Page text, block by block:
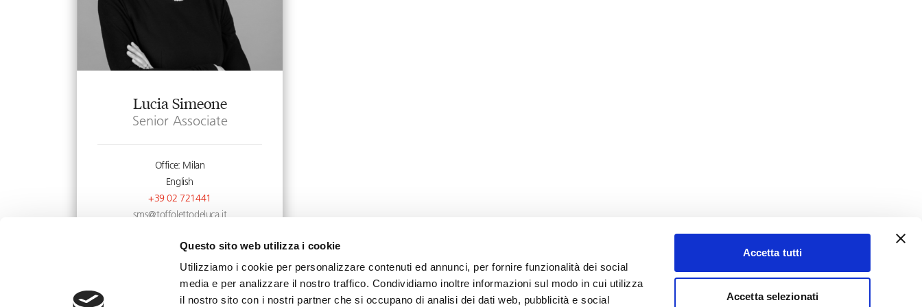
Questo sito web utilizza i cookie
Utilizziamo i cookie per personalizzare contenuti ed annunci, per fornire funzionalità dei social
media e per analizzare il nostro traffico. Condividiamo inoltre informazioni sul modo in cui utilizza
il nostro sito con i nostri partner che si occupano di analisi dei dati web, pubblicità e social
Accetta tutti
Accetta selezionati
Lucia Simeone
Senior Associate
Office: Milan
English
+39 02 721441
sms@toffolettodeluca.it